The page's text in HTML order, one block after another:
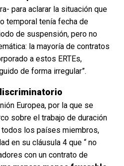
para aclarar la situación que
temporal tenía fecha de
de suspensión, pero no
la mayoría de contratos
a estos ERTEs,
de forma irregular”.
Europea, por la que se
sobre el trabajo de duración
todos los países miembros,
en su cláusula 4 que “ no
con un contrato de